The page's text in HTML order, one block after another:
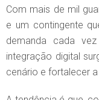
Com mais de mil
e um contingente
demanda cada
integração digital
cenário e fortalecer